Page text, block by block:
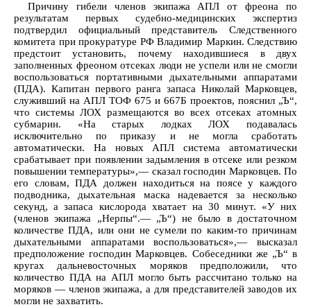
Причину гибели членов экипажа АПЛ от фреона по
результатам первых судебно-медицинских экспертиз
подтвердил официальный представитель Следственного
комитета при прокуратуре РФ Владимир Маркин. Следствию
предстоит установить, почему находившиеся в двух
заполненных фреоном отсеках люди не успели или не смогли
воспользоваться портативными дыхательными аппаратами
(ПДА). Капитан первого ранга запаса Николай Марковцев,
служивший на АПЛ ТОФ 675 и 667Б проектов, пояснил „Ъ“,
что системы ЛОХ размещаются во всех отсеках атомных
субмарин. «На старых лодках ЛОХ подавалась
исключительно по приказу и не могла сработать
автоматически. На новых АПЛ система автоматически
срабатывает при появлении задымления в отсеке или резком
повышении температуры»,— сказал господин Марковцев. По
его словам, ПДА должен находиться на поясе у каждого
подводника, дыхательная маска надевается за несколько
секунд, а запаса кислорода хватает на 30 минут. «У них
(членов экипажа „Нерпы“.— „Ъ“) не было в достаточном
количестве ПДА, или они не сумели по каким-то причинам
дыхательными аппаратами воспользоваться»,— высказал
предположение господин Марковцев. Собеседники же „Ъ“ в
кругах дальневосточных моряков предположили, что
количество ПДА на АПЛ могло быть рассчитано только на
моряков — членов экипажа, а для представителей заводов их
могли не захватить.